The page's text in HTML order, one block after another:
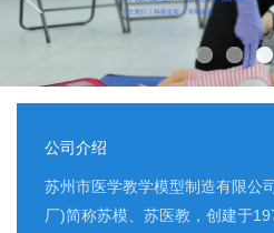
公司介绍
苏州市医学教学模型制造有限公
厂)简称苏模、苏医教，创建于